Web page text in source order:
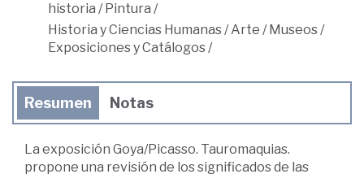
historia / Pintura /
Historia y Ciencias Humanas/Arte / Museos/
Exposiciones y Catálogos/
Resumen Notas
La exposición Goya/Picasso. Tauromaquias.
propone una revisión de los significados de las